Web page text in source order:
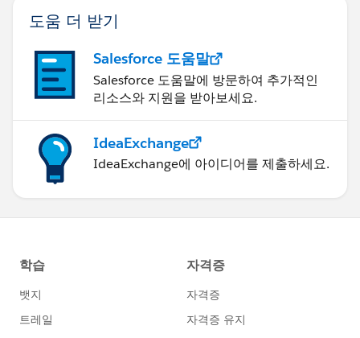
도움 더 받기
Salesforce 도움말
Salesforce 도움말에 방문하여 추가적인
리소스와 지원을 받아보세요.
IdeaExchange
IdeaExchange에 아이디어를 제출하세요.